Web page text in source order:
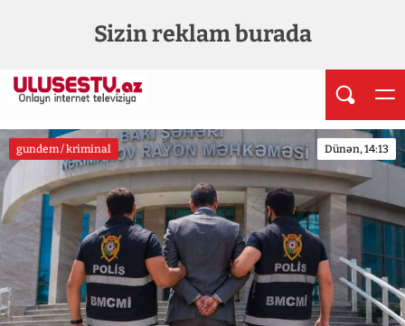
Sizin reklam burada
gundem / kriminal Dünən, 14:13